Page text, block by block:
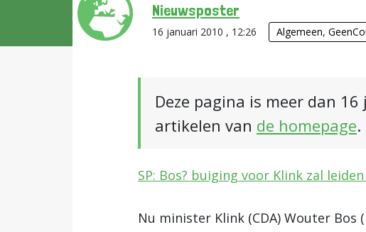
Nieuwsposter
16 januari 2010 , 12:26 Algemeen,
Deze pagina is meer dan
artikelen van de homepage.
SP: Bos? buiging voor Klink zal
Nu minister Klink (CDA) Wouter